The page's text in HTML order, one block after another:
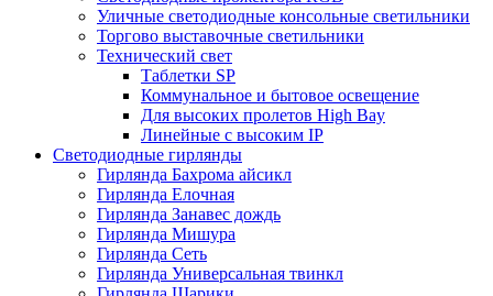
Уличные светодиодные консольные светильники
Торгово выставочные светильники
Технический свет
Таблетки SP
Коммунальное и бытовое освещение
Для высоких пролетов High Bay
Линейные с высоким IP
Светодиодные гирлянды
Гирлянда Бахрома айсикл
Гирлянда Елочная
Гирлянда Занавес дождь
Гирлянда Мишура
Гирлянда Сеть
Гирлянда Универсальная твинкл